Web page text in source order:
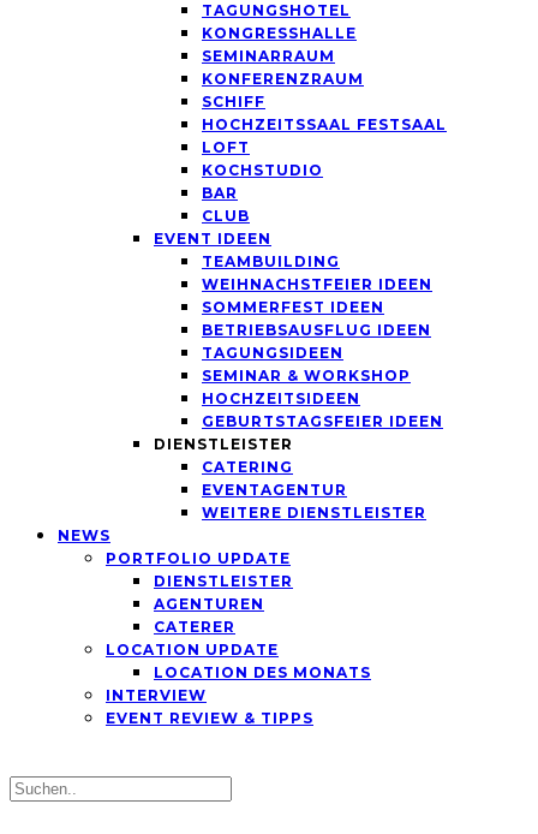
TAGUNGSHOTEL
KONGRESSHALLE
SEMINARRAUM
KONFERENZRAUM
SCHIFF
HOCHZEITSSAAL FESTSAAL
LOFT
KOCHSTUDIO
BAR
CLUB
EVENT IDEEN
TEAMBUILDING
WEIHNACHSTFEIER IDEEN
SOMMERFEST IDEEN
BETRIEBSAUSFLUG IDEEN
TAGUNGSIDEEN
SEMINAR & WORKSHOP
HOCHZEITSIDEEN
GEBURTSTAGSFEIER IDEEN
DIENSTLEISTER
CATERING
EVENTAGENTUR
WEITERE DIENSTLEISTER
NEWS
PORTFOLIO UPDATE
DIENSTLEISTER
AGENTUREN
CATERER
LOCATION UPDATE
LOCATION DES MONATS
INTERVIEW
EVENT REVIEW & TIPPS